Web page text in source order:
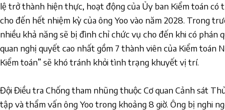
lệ trở thành hiện thực, hoạt động của Ủy ban Kiểm toán
cho đến hết nhiệm kỳ của ông Yoo vào năm 2028. Trong
nhiều khả năng sẽ bị đình chỉ chức vụ cho đến khi có phán
quan nghị quyết cao nhất gồm 7 thành viên của Kiểm toán
Kiểm toán” sẽ khó tránh khỏi tình trạng khuyết vị trí.
Đội Điều tra Chống tham nhũng thuộc Cơ quan Cảnh sát
tập và thẩm vấn ông Yoo trong khoảng 8 giờ. Ông bị nghi